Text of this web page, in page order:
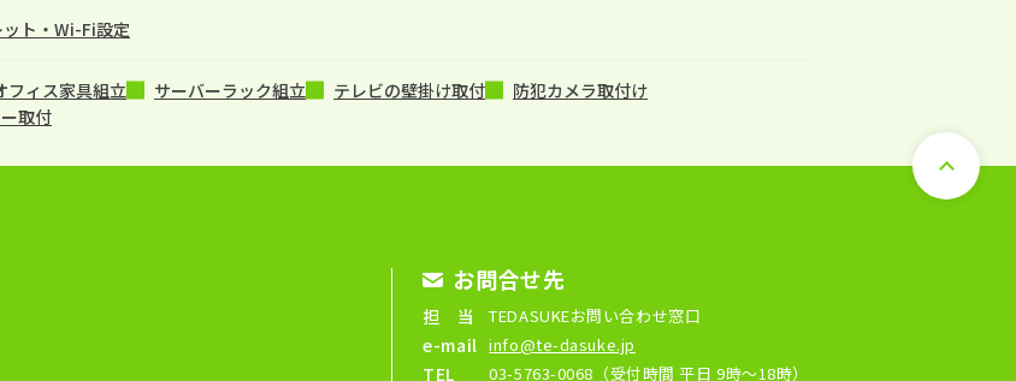
ト・Wi-Fi設定
フィス家具組立 サーバーラック組立 テレビの壁掛け取付
防犯カメラ取付け
取付
お問合せ先
担 当 TEDASUKEお問い合わせ窓口
e-mail info@te-dasuke.jp
TEL 03-5763-0068 （受付時間 平日 9時～18時）